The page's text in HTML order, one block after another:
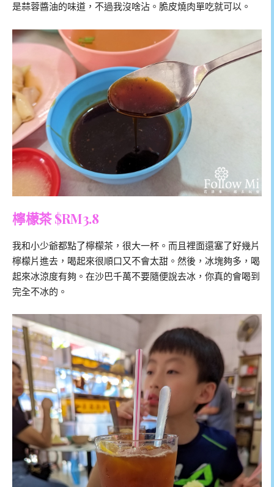
是蒜蓉醬油的味道，不過我沒啥沾。脆皮燒肉單吃就可以。
檸檬茶 $RM3.8
我和小少爺都點了檸檬茶，很大一杯。而且裡面還塞了好幾片
檸檬片進去，喝起來很順口又不會太甜。然後，冰塊夠多，喝
起來冰涼度有夠。在沙巴千萬不要隨便說去冰，你真的會喝到
完全不冰的。